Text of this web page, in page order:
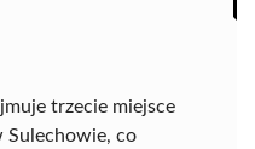
trzecie miejsce
Sulechowie, co